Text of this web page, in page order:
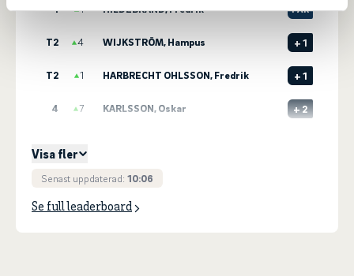
1 1 HILDEBRAND, Fredrik PAR
T2 4 WIJKSTRÖM, Hampus +1
T2 1 HARBRECHT OHLSSON, Fredrik +1
4 7 KARLSSON, Oskar +2
Visa fler
Senast uppdaterad: 10:06
Se full leaderboard